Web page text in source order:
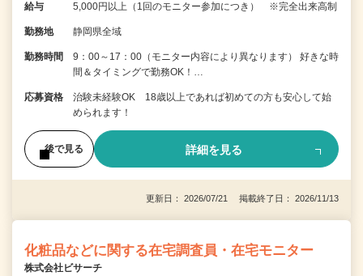
給与 5,000円以上（1回のモニター参加につき） ※完全出来高制
勤務地 静岡県全域
勤務時間
9：00～17：00（モニター内容により異なります） 好きな時
間＆タイミングで勤務OK！…
応募資格
治験未経験OK 18歳以上であれば初めての方も安心して始
められます！
後で見る 詳細を見る
更新日： 2026/07/21 掲載終了日： 2026/11/13
化粧品などに関する在宅調査員・在宅モニター
株式会社ビサーチ